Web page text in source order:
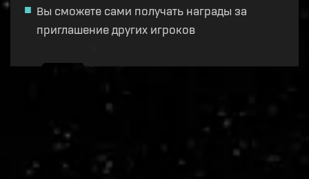
Вы сможете сами получать награды за
приглашение других игроков
live.evetech.net/api/v1